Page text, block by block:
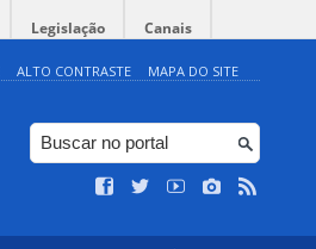
Legislação Canais
ALTO CONTRASTE MAPA DO SITE